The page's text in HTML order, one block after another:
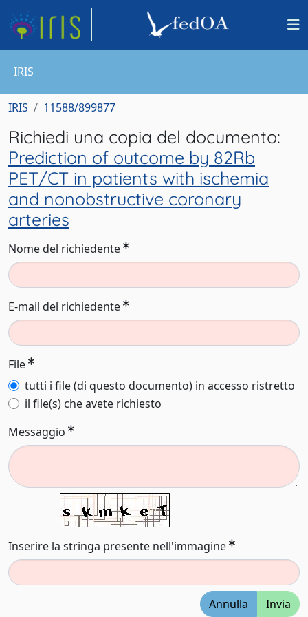
IRIS
IRIS 11588/899877
Richiedi una copia del documento:
Prediction of outcome by 82Rb
PET/CT in patients with ischemia
and nonobstructive coronary
arteries
Nome del richiedente
E-mail del richiedente
File
tutti i file (di questo documento) in accesso ristretto
il file(s) che avete richiesto
Messaggio
Inserire la stringa presente nell'immagine
Annulla Invia